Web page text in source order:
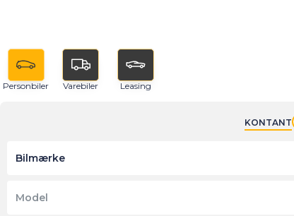
Personbiler Varebiler Leasing
KONTANT
Bilmærke
Model